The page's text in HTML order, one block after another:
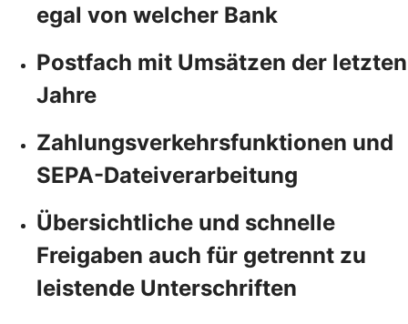
egal von welcher Bank
Postfach mit Umsätzen der letzten
Jahre
Zahlungsverkehrsfunktionen und
SEPA-Dateiverarbeitung
Übersichtliche und schnelle
Freigaben auch für getrennt zu
leistende Unterschriften